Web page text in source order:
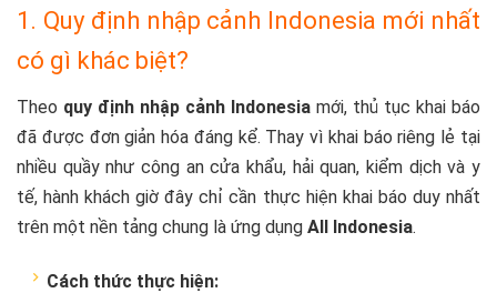
1. Quy định nhập cảnh Indonesia mới nhất
có gì khác biệt?
Theo quy định nhập cảnh Indonesia mới, thủ tục khai báo
đã được đơn giản hóa đáng kể. Thay vì khai báo riêng lẻ tại
nhiều quầy như công an cửa khẩu, hải quan, kiểm dịch và y
tế, hành khách giờ đây chỉ cần thực hiện khai báo duy nhất
trên một nền tảng chung là ứng dụng All Indonesia.
Cách thức thực hiện: